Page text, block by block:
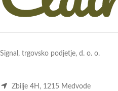
Signal, trgovsko podjetje, d. o. o.
Zbilje 4H, 1215 Medvode